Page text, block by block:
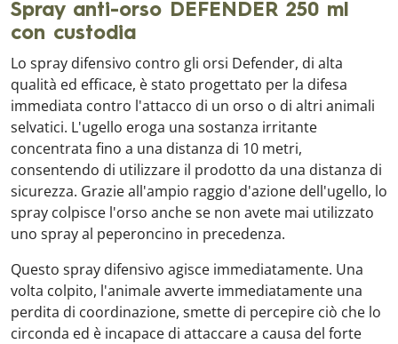
Spray anti-orso DEFENDER 250 ml
con custodia
Lo spray difensivo contro gli orsi Defender, di alta
qualità ed efficace, è stato progettato per la difesa
immediata contro l'attacco di un orso o di altri animali
selvatici. L'ugello eroga una sostanza irritante
concentrata fino a una distanza di 10 metri,
consentendo di utilizzare il prodotto da una distanza di
sicurezza. Grazie all'ampio raggio d'azione dell'ugello, lo
spray colpisce l'orso anche se non avete mai utilizzato
uno spray al peperoncino in precedenza.
Questo spray difensivo agisce immediatamente. Una
volta colpito, l'animale avverte immediatamente una
perdita di coordinazione, smette di percepire ciò che lo
circonda ed è incapace di attaccare a causa del forte